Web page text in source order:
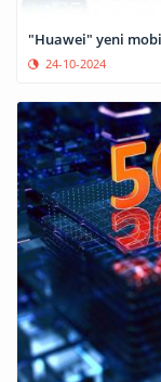
"Huawei" yeni
24-10-2024